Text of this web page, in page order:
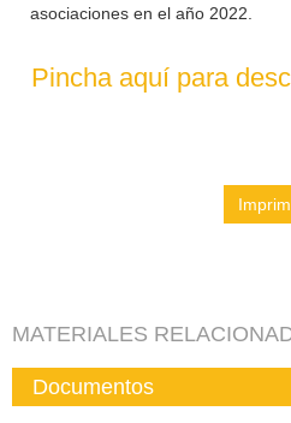
asociaciones en el año 2022.
Pincha aquí para
MATERIALES
Documentos